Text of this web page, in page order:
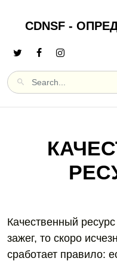
CDNSF -
Качественный
зажег, то скоро
сработает правило: